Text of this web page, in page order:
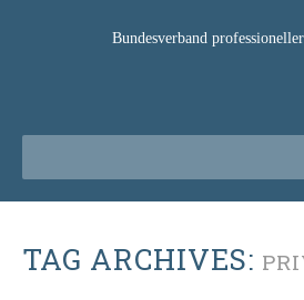
Bundesverband
TAG ARCHIVES: